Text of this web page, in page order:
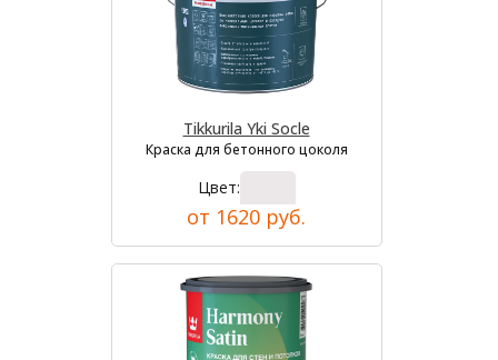
Tikkurila Yki Socle
Краска для бетонного цоколя
Цвет:
от 1620 руб.